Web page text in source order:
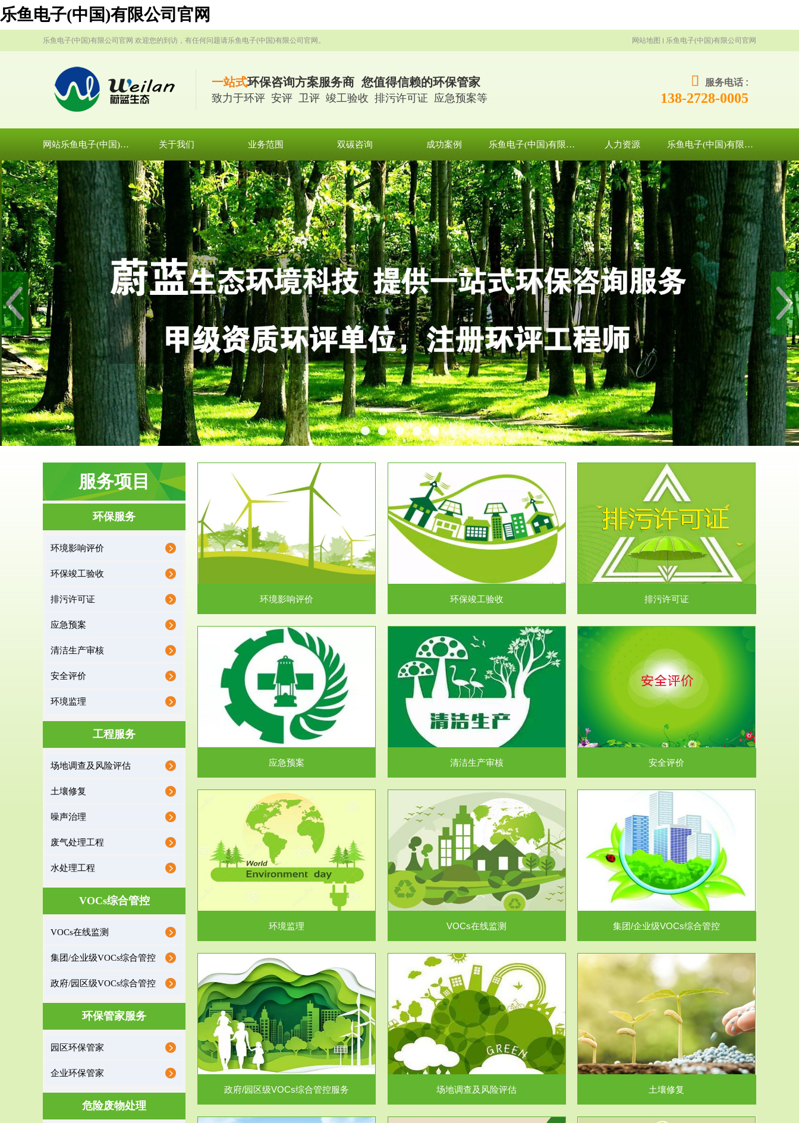
乐鱼电子(中国)有限公司官网
乐鱼电子(中国)有限公司官网 欢迎您的到访，有任何问题请乐鱼电子(中国)有限公司官网。 网站地图 乐鱼电子(中国)有限公司官网
一站式环保咨询方案服务商 您值得信赖的环保管家
致力于环评 安评 卫评 竣工验收 排污许可证 应急预案等
服务电话 :
138-2728-0005
网站乐鱼电子(中国)有限公司官网 关于我们 业务范围 双碳咨询 成功案例 乐鱼电子(中国)有限公司官网 人力资源 乐鱼电子(中国)有限公司官网
服务项目
环保服务
环境影响评价
环保竣工验收
排污许可证
应急预案
清洁生产审核
安全评价
环境监理
工程服务
场地调查及风险评估
土壤修复
噪声治理
废气处理工程
水处理工程
VOCs综合管控
VOCs在线监测
集团/企业级VOCs综合管控
政府/园区级VOCs综合管控
环保管家服务
园区环保管家
企业环保管家
危险废物处理
服务范围
环境影响评价
据《中华人民共和国环境保护法》第十九条 编制
有关开发利用规划，建...
环境影响评价
服务范围
环保竣工验收
根据《建设项目环境保护管理条例》第十七条 编
制环境影响报告书、...
环保竣工验收
服务范围
排污许可证
排污许可申报咨询：（排污许可证）根据《中华
人民共和国环境保护法》...
排污许可证
业事业单位应当按照...
应急预案
服务范围
清洁生产审核
根据《中华人民共和国清洁生产促进法》、《清
洁生产审核暂行办法...
清洁生产审核
服务范围
安全评价
安全评价安全评价目的是查找、分析和预测工
程、系统、生产经营活...
安全评价
收监管的重要辅助...
环境监理
服务范围
VOCs在线监测
根据《重点区域大气污染防治“十二五”规划》有
机废气净化率达...
VOCs在线监测
服务范围
集团/企业级VOCs综合管控
进行VOCs管控，首先就要找到排放的源头，并
监测估算出排放量。企业...
集团/企业级VOCs综合管控
政府/园区级VOCs综合管控服务
根据《石化行业挥发性有机物综合整治方案》文
政府/园区级VOCs综合管控服务
服务范围
场地调查及风险评估
受政府或企业委托，对于拟关停搬迁和拟变更土
地利用方式或者土地使...
场地调查及风险评估
服务范围
土壤修复
土壤修复